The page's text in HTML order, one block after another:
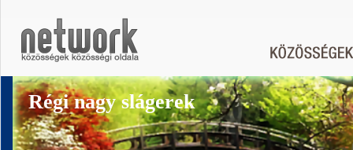
Régi nagy slágerek